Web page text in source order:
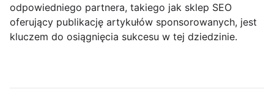
odpowiedniego partnera, takiego jak sklep SEO
oferujący publikację artykułów sponsorowanych, jest
kluczem do osiągnięcia sukcesu w tej dziedzinie.